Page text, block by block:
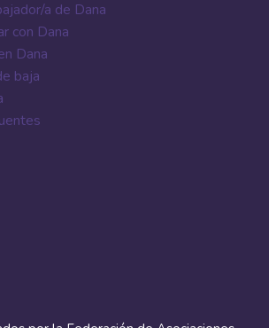
una sol...
marzo 1, 2022
a de Dana
con Dana
Dana
baja